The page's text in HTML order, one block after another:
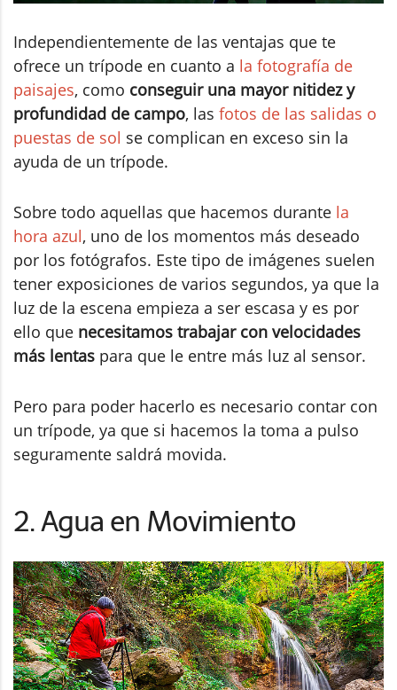
Independientemente de las ventajas que te
ofrece un trípode en cuanto a la fotografía de
paisajes, como conseguir una mayor nitidez y
profundidad de campo, las fotos de las salidas o
puestas de sol se complican en exceso sin la
ayuda de un trípode.
Sobre todo aquellas que hacemos durante la
hora azul, uno de los momentos más deseado
por los fotógrafos. Este tipo de imágenes suelen
tener exposiciones de varios segundos, ya que la
luz de la escena empieza a ser escasa y es por
ello que necesitamos trabajar con velocidades
más lentas para que le entre más luz al sensor.
Pero para poder hacerlo es necesario contar con
un trípode, ya que si hacemos la toma a pulso
seguramente saldrá movida.
2. Agua en Movimiento